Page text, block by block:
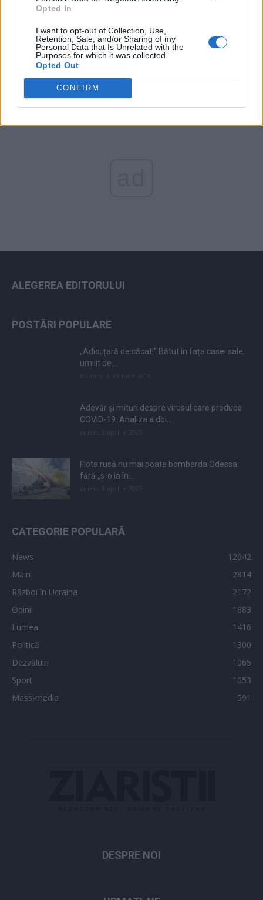
Opted In
I want to opt-out of Collection, Use,
Retention, Sale, and/or Sharing of my
Personal Data that Is Unrelated with the
Purposes for which it was collected.
Opted Out
CONFIRM
Arhiva sondajelor
ALEGEREA EDITORULUI
POSTĂRI POPULARE
„Adio, țară de căcat!” Bătut în fața casei sale,
umilit de...
Adevăr și mituri despre virusul care produce
COVID-19. Analiza a doi...
Flota rusă nu mai poate bombarda Odessa
fără „s-o ia în...
CATEGORIE POPULARĂ
News
12042
Main
2814
Război în Ucraina
2172
Opinii
1883
Lumea
1416
Politică
1300
Dezvăluiri
1065
Sport
1053
Mass-media
591
DESPRE NOI